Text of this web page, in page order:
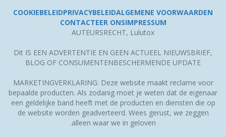
ALGEMENE VOORWAARDEN
PRIVACYBELEID
COOKIEBELEID
IMPRESSUM
CONTACTEER ONS
AUTEURSRECHT, Lulutox
Dit IS EEN ADVERTENTIE EN GEEN ACTUEEL NIEUWSBRIEF,
BLOG OF CONSUMENTENBESCHERMENDE UPDATE
MARKETINGVERKLARING: Deze website maakt reclame voor
bepaalde producten. Als zodanig moet je weten dat de eigenaar
een geldelijke band heeft met de producten en diensten die op
de website worden geadverteerd. Wees gerust, we zeggen
alleen waar we in geloven.